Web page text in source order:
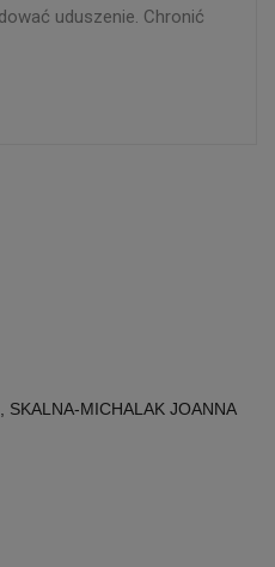
uduszenie. Chronić
SKALNA-MICHALAK JOANNA